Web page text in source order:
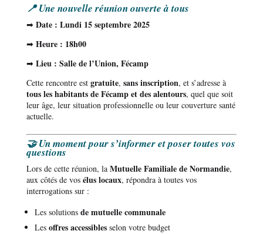
📍 Une nouvelle réunion ouverte à tous
➡ Date : Lundi 15 septembre 2025
➡ Heure : 18h00
➡ Lieu : Salle de l’Union, Fécamp
Cette rencontre est gratuite, sans inscription, et s’adresse à
tous les habitants de Fécamp et des alentours, quel que soit
leur âge, leur situation professionnelle ou leur couverture santé
actuelle.
🤝 Un moment pour s’informer et poser toutes vos
questions
Lors de cette réunion, la Mutuelle Familiale de Normandie,
aux côtés de vos élus locaux, répondra à toutes vos
interrogations sur :
Les solutions de mutuelle communale
Les offres accessiblesselon votre budget